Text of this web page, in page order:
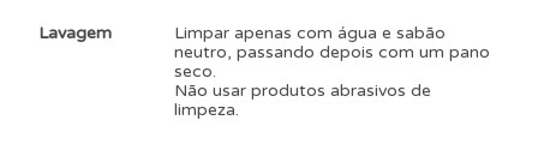
Lavagem
Limpar apenas com água e sabão
neutro, passando depois com um pano
seco.
Não usar produtos abrasivos de
limpeza.